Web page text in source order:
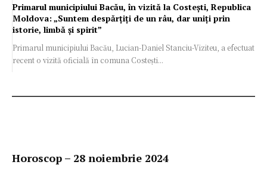
Primarul municipiului Bacău, în vizită la Costești, Republica
Moldova: „Suntem despărțiți de un râu, dar uniți prin
istorie, limbă și spirit”
Primarul municipiului Bacău, Lucian-Daniel Stanciu-Viziteu, a efectuat
recent o vizită oficială în comuna Costești...
Horoscop – 28 noiembrie 2024